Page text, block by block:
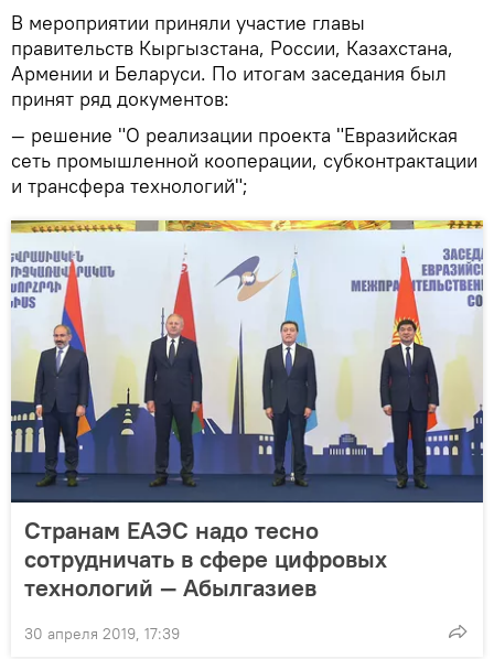
В мероприятии приняли участие главы
правительств Кыргызстана, России, Казахстана,
Армении и Беларуси. По итогам заседания был
принят ряд документов:
— решение "О реализации проекта "Евразийская
сеть промышленной кооперации, субконтрактации
и трансфера технологий";
Странам ЕАЭС надо тесно
сотрудничать в сфере цифровых
технологий — Абылгазиев
30 апреля 2019, 17:39